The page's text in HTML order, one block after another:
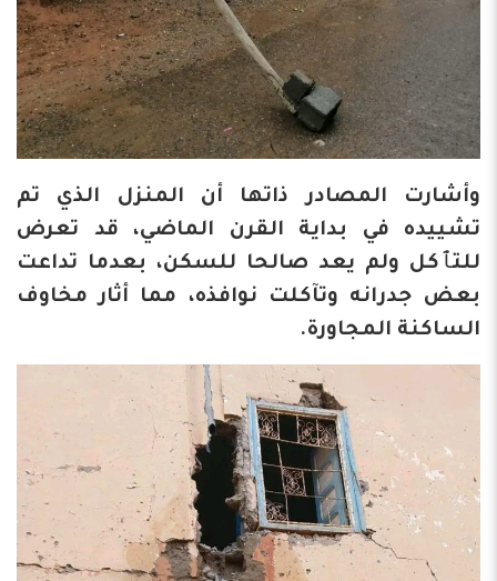
وأشارت المصادر ذاتها أن المنزل الذي تم
تشييده في بداية القرن الماضي، قد تعرض
للتٱكل ولم يعد صالحا للسكن، بعدما تداعت
بعض جدرانه وتآكلت نوافذه، مما أثار مخاوف
الساكنة المجاورة.